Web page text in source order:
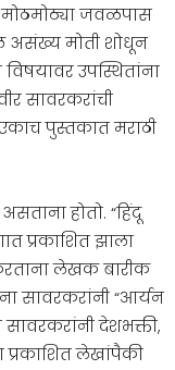
जवळपास
असंख्य मोती शोधून
उपस्थितांना
सावरकरांची
पुस्तकात मराठी
होतो. “हिंदू
प्रकाशित झाला
लेखक बारीक
सावरकरांनी “आर्यन
देशभक्ती,
प्रकाशित लेखांपैकी